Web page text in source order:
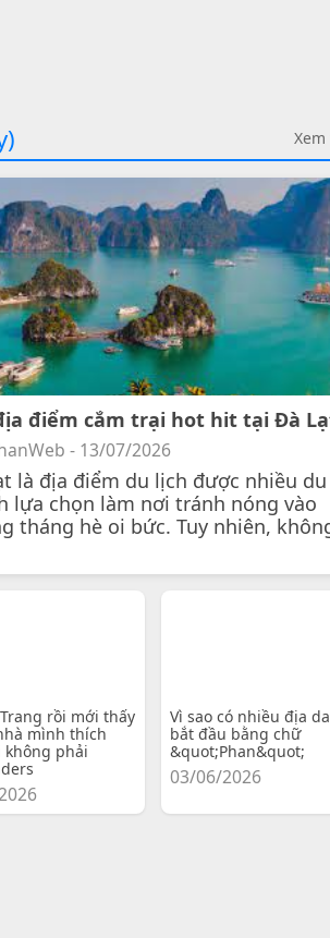
điểm cắm trại hot hit tại Đà
- 13/07/2026
là địa điểm du lịch được nhiều du
lựa chọn làm nơi tránh nóng vào
tháng hè oi bức. Tuy nhiên,
rồi mới thấy
mình thích
không phải
Vì sao có nhiều địa
bắt đầu bằng chữ
&quot;Phan&quot;
03/06/2026